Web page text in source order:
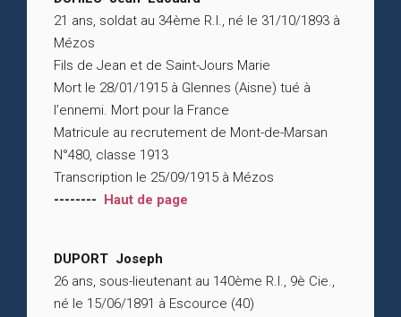
21 ans, soldat au 34ème R.I., né le 31/10/1893 à
Mézos
Fils de Jean et de Saint-Jours Marie
Mort le 28/01/1915 à Glennes (Aisne) tué à
l’ennemi. Mort pour la France
Matricule au recrutement de Mont-de-Marsan
N°480, classe 1913
Transcription le 25/09/1915 à Mézos
-------- Haut de page
DUPORT Joseph
26 ans, sous-lieutenant au 140ème R.I., 9è Cie.,
né le 15/06/1891 à Escource (40)